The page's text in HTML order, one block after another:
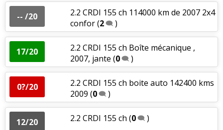
-- /20
2.2 CRDI 155 ch 114000 km de 2007 2x4
confor(2 )
17/20
2.2 CRDI 155 ch Boîte mécanique ,
2007, jante (0 )
0?/20
2.2 CRDI 155 ch boite auto 142400 kms
2009 (0 )
12/20 2.2 CRDI 155 ch (0 )